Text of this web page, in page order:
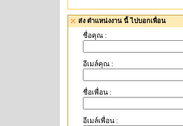
ส่ง ตำแหน่งงาน นี้ ไปบอกเพื่อน
ชื่อคุณ :
อีเมล์คุณ :
ชื่อเพื่อน :
อีเมล์เพื่อน :